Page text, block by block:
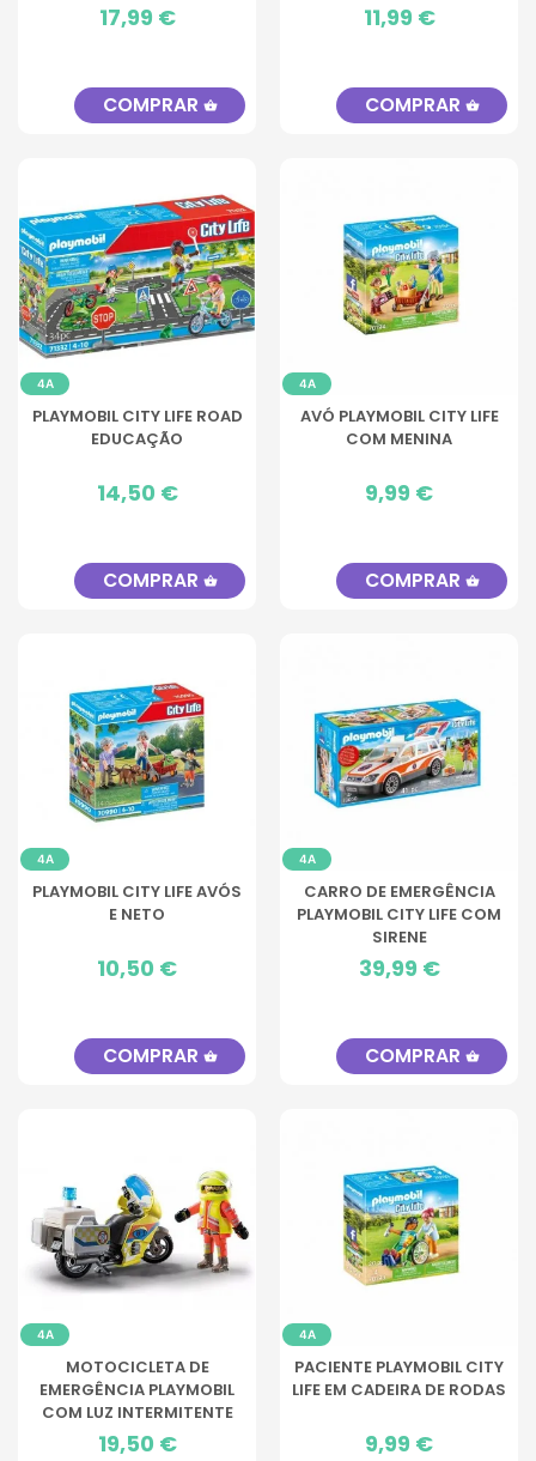
Preço
17,99 €
COMPRAR shopping_basket
Preço
11,99 €
COMPRAR shopping_basket
4A
PLAYMOBIL CITY LIFE ROAD
EDUCAÇÃO
Preço
14,50 €
COMPRAR shopping_basket
4A
AVÓ PLAYMOBIL CITY LIFE
COM MENINA
Preço
9,99 €
COMPRAR shopping_basket
4A
PLAYMOBIL CITY LIFE AVÓS
E NETO
Preço
10,50 €
COMPRAR shopping_basket
4A
CARRO DE EMERGÊNCIA
PLAYMOBIL CITY LIFE COM
SIRENE
Preço
39,99 €
COMPRAR shopping_basket
4A
MOTOCICLETA DE
EMERGÊNCIA PLAYMOBIL
COM LUZ INTERMITENTE
Preço
19,50 €
4A
PACIENTE PLAYMOBIL CITY
LIFE EM CADEIRA DE RODAS
Preço
9,99 €